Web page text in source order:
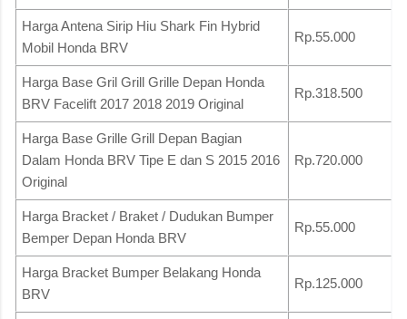
Harga Antena Sirip Hiu Shark Fin Hybrid
Mobil Honda BRV
Rp.55.000
Harga Base Gril Grill Grille Depan Honda
BRV Facelift 2017 2018 2019 Original
Rp.318.500
Harga Base Grille Grill Depan Bagian
Dalam Honda BRV Tipe E dan S 2015 2016
Original
Rp.720.000
Harga Bracket / Braket / Dudukan Bumper
Bemper Depan Honda BRV
Rp.55.000
Harga Bracket Bumper Belakang Honda
BRV
Rp.125.000